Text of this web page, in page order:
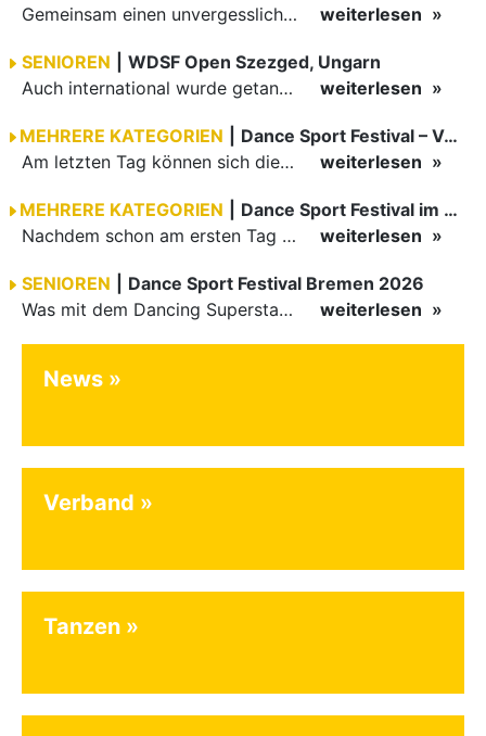
Gemeinsam einen unvergesslichen Tag erleben
weiterlesen
SENIOREN
WDSF Open Szezged, Ungarn
Auch international wurde getanzt in Ungarn am vergangenen Wochenende
weiterlesen
MEHRERE KATEGORIEN
Dance Sport Festival – Volles Haus
Am letzten Tag können sich die Besucher des Dance Sport Festivals erneut auf internationale Festivalatmosphäre freuen. Die knapp 1200 Aktiven vertreten mit Deutschland 43 Nationen. Mit Paaren aus 15…
weiterlesen
MEHRERE KATEGORIEN
Dance Sport Festival im WM-Fieber
Nachdem schon am ersten Tag zumindest im Hansesaal WM-Stimmung vom Feinsten herrschte, werden am Samstag nicht nur Tänzerinnen und Tänzer der Junioren die Stimmung ordentlich anheizen. Es erwartet alle -…
weiterlesen
SENIOREN
Dance Sport Festival Bremen 2026
Was mit dem Dancing Superstar Festival begann, ist inzwischen mit dem Dance Sport Festival Bremen zu einer festen Institution geworden. Zum fünften Mal treffen sich Paare, Funktionäre und Gäste zu diesem…
weiterlesen
News
Verband
Tanzen